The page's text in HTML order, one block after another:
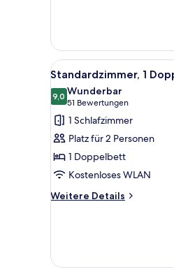
Bett,
Gartenblick
Alle
Fotos
für
Standardzimmer,
Doppelbett
anzeigen
4
Standardzimmer, 1
9,09,0 von 10
Wunderbar
51 Bewertungen
(51
Bewertungen)
1 Schlafzimmer
Platz für 2 Personen
1 Doppelbett
Kostenloses WLAN
Weitere Details
Weitere
Doppelbett